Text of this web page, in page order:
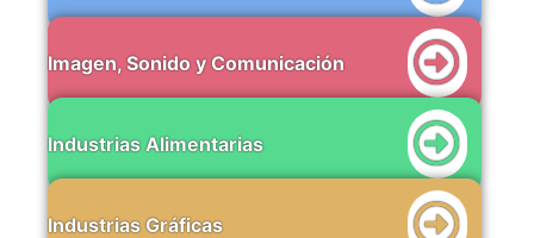
Imagen, Sonido y Comunicación
Industrias Alimentarias
Industrias Gráficas